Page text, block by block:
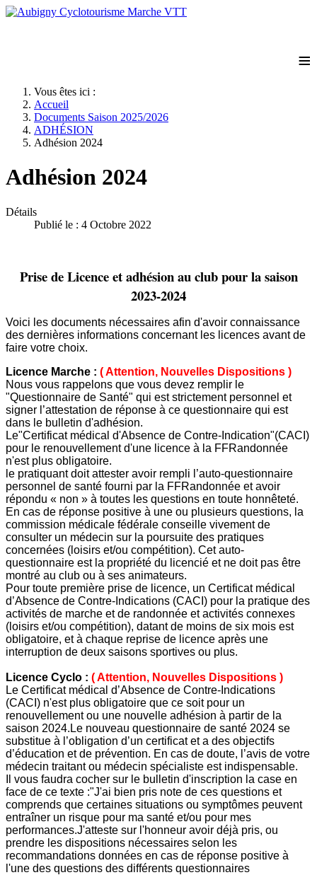
≡
Vous êtes ici :
Accueil
Documents Saison 2025/2026
ADHÉSION
Adhésion 2024
Adhésion 2024
Détails
Publié le : 4 Octobre 2022
Prise de Licence et adhésion au club pour la saison
2023-2024
Voici les documents nécessaires afin d'avoir connaissance
des dernières informations concernant les licences avant de
faire votre choix.
Licence Marche : ( Attention, Nouvelles Dispositions )
Nous vous rappelons que vous devez remplir le
"Questionnaire de Santé" qui est strictement personnel et
signer l’attestation de réponse à ce questionnaire qui est
dans le bulletin d'adhésion.
Le"Certificat médical d'Absence de Contre-Indication"(CACI)
pour le renouvellement d'une licence à la FFRandonnée
n'est plus obligatoire.
le pratiquant doit attester avoir rempli l’auto-questionnaire
personnel de santé fourni par la FFRandonnée et avoir
répondu « non » à toutes les questions en toute honnêteté.
En cas de réponse positive à une ou plusieurs questions, la
commission médicale fédérale conseille vivement de
consulter un médecin sur la poursuite des pratiques
concernées (loisirs et/ou compétition). Cet auto-
questionnaire est la propriété du licencié et ne doit pas être
montré au club ou à ses animateurs.
Pour toute première prise de licence, un Certificat médical
d’Absence de Contre-Indications (CACI) pour la pratique des
activités de marche et de randonnée et activités connexes
(loisirs et/ou compétition), datant de moins de six mois est
obligatoire, et à chaque reprise de licence après une
interruption de deux saisons sportives ou plus.
Licence Cyclo : ( Attention, Nouvelles Dispositions )
Le Certificat médical d’Absence de Contre-Indications
(CACI) n'est plus obligatoire que ce soit pour un
renouvellement ou une nouvelle adhésion à partir de la
saison 2024. Le nouveau questionnaire de santé 2024 se
substitue à l’obligation d’un certificat et a des objectifs
d’éducation et de prévention. En cas de doute, l’avis de votre
médecin traitant ou médecin spécialiste est indispensable.
Il vous faudra cocher sur le bulletin d'inscription la case en
face de ce texte :"J'ai bien pris note de ces questions et
comprends que certaines situations ou symptômes peuvent
entraîner un risque pour ma santé et/ou pour mes
performances.J'atteste sur l'honneur avoir déjà pris, ou
prendre les dispositions nécessaires selon les
recommandations données en cas de réponse positive à
l'une des questions des différents questionnaires